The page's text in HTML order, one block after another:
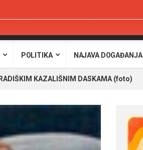
POLITIKA NAJAVA DOGAĐANJA
KAZALIŠNIM DASKAMA (foto)